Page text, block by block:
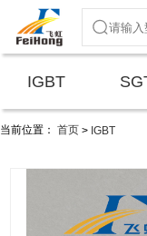
IGBT
当前位置： 首页 > IGBT